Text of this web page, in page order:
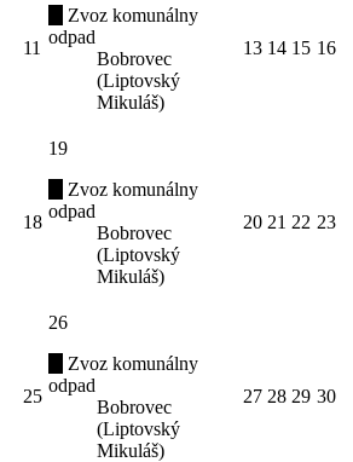
11
Zvoz komunálny
odpad
Bobrovec
(Liptovský
Mikuláš)
13 14 15 16
18
19
Zvoz komunálny
odpad
Bobrovec
(Liptovský
Mikuláš)
20 21 22 23
25
26
Zvoz komunálny
odpad
Bobrovec
(Liptovský
Mikuláš)
27 28 29 30